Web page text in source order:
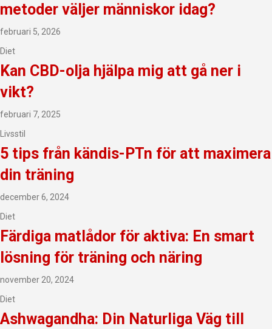
metoder väljer människor idag?
februari 5, 2026
Diet
Kan CBD-olja hjälpa mig att gå ner i
vikt?
februari 7, 2025
Livsstil
5 tips från kändis-PTn för att maximera
din träning
december 6, 2024
Diet
Färdiga matlådor för aktiva: En smart
lösning för träning och näring
november 20, 2024
Diet
Ashwagandha: Din Naturliga Väg till